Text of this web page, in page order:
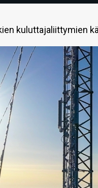
kuluttajaliittymien